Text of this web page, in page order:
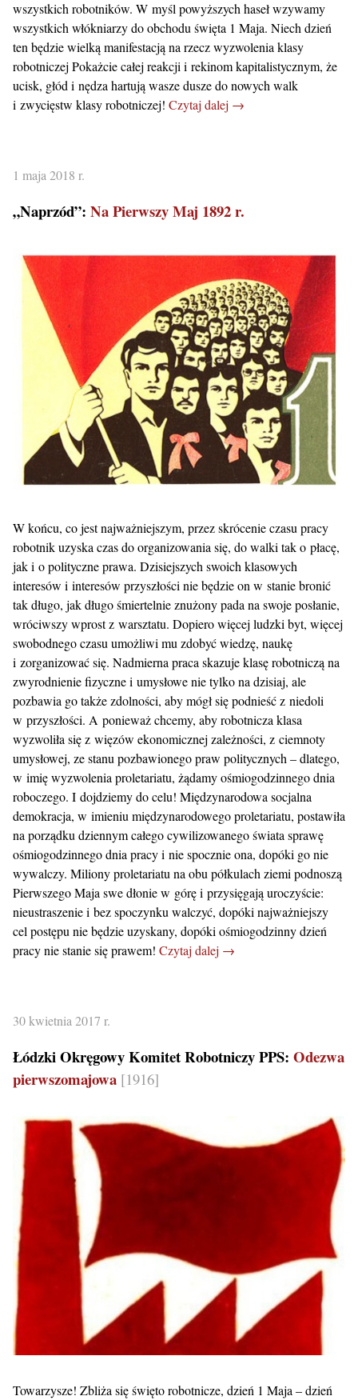
wszystkich robotników. W myśl powyższych haseł wzywamy
wszystkich włókniarzy do obchodu święta 1 Maja. Niech dzień
ten będzie wielką manifestacją na rzecz wyzwolenia klasy
robotniczej Pokażcie całej reakcji i rekinom kapitalistycznym, że
ucisk, głód i nędza hartują wasze dusze do nowych walk
i zwycięstw klasy robotniczej! Czytaj dalej →
1 maja 2018 r.
„Naprzód”: Na Pierwszy Maj 1892 r.
W końcu, co jest najważniejszym, przez skrócenie czasu pracy
robotnik uzyska czas do organizowania się, do walki tak o płacę,
jak i o polityczne prawa. Dzisiejszych swoich klasowych
interesów i interesów przyszłości nie będzie on w stanie bronić
tak długo, jak długo śmiertelnie znużony pada na swoje posłanie,
wróciwszy wprost z warsztatu. Dopiero więcej ludzki byt, więcej
swobodnego czasu umożliwi mu zdobyć wiedzę, naukę
i zorganizować się. Nadmierna praca skazuje klasę robotniczą na
zwyrodnienie fizyczne i umysłowe nie tylko na dzisiaj, ale
pozbawia go także zdolności, aby mógł się podnieść z niedoli
w przyszłości. A ponieważ chcemy, aby robotnicza klasa
wyzwoliła się z więzów ekonomicznej zależności, z ciemnoty
umysłowej, ze stanu pozbawionego praw politycznych – dlatego,
w imię wyzwolenia proletariatu, żądamy ośmiogodzinnego dnia
roboczego. I dojdziemy do celu! Międzynarodowa socjalna
demokracja, w imieniu międzynarodowego proletariatu, postawiła
na porządku dziennym całego cywilizowanego świata sprawę
ośmiogodzinnego dnia pracy i nie spocznie ona, dopóki go nie
wywalczy. Miliony proletariatu na obu półkulach ziemi podnoszą
Pierwszego Maja swe dłonie w górę i przysięgają uroczyście:
nieustraszenie i bez spoczynku walczyć, dopóki najważniejszy
cel postępu nie będzie uzyskany, dopóki ośmiogodzinny dzień
pracy nie stanie się prawem! Czytaj dalej →
30 kwietnia 2017 r.
Łódzki Okręgowy Komitet Robotniczy PPS: Odezwa
pierwszomajowa [1916]
Towarzysze! Zbliża się święto robotnicze, dzień 1 Maja – dzień